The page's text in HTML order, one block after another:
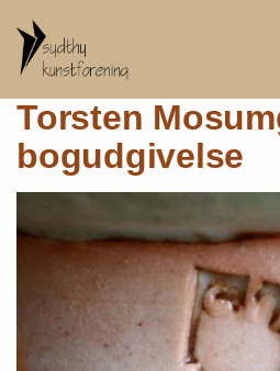
Torsten
bogudgivelse